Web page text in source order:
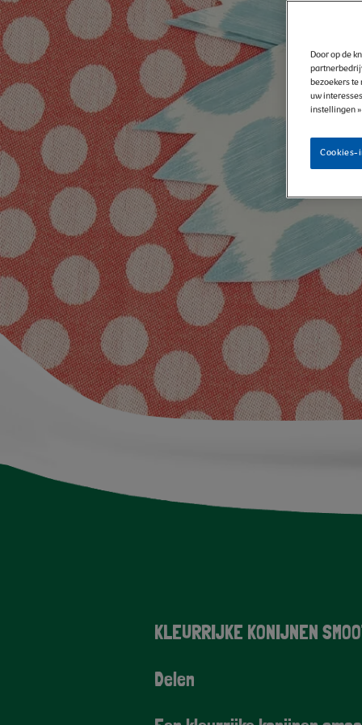
|
NESQUIK
KLEURRIJKE KONIJNEN
Delen
Door op de
bezoekers
uw
instellingen
Cookies-